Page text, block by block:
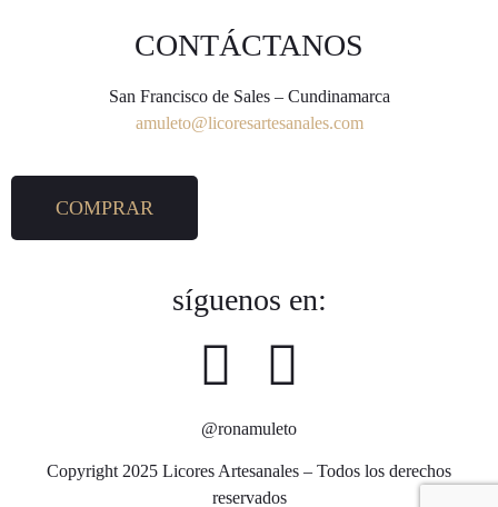
CONTÁCTANOS
San Francisco de Sales – Cundinamarca
amuleto@licoresartesanales.com
COMPRAR
síguenos en:
@ronamuleto
Copyright 2025 Licores Artesanales – Todos los derechos
reservados